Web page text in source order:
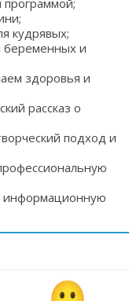
кудрявых;
беременных и
здоровья и
рассказ о
подход и
информационную